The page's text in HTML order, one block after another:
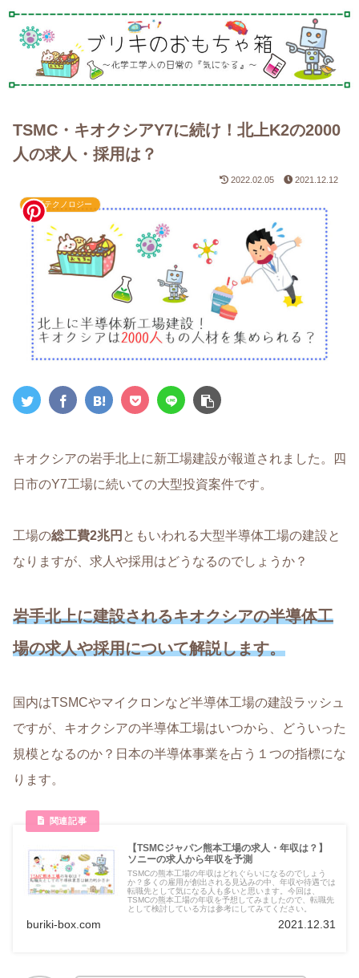
TSMC・キオクシアY7に続け！北上K2の2000
人の求人・採用は？
2022.02.05 2021.12.12
最新テクノロジー
キオクシアの岩手北上に新工場建設が報道されました。四
日市のY7工場に続いての大型投資案件です。
工場の総工費2兆円 ともいわれる大型半導体工場の建設と
なりますが、求人や採用はどうなるのでしょうか？
岩手北上に建設されるキオクシアの半導体工
場の求人や採用について解説します。
国内はTSMCやマイクロンなど半導体工場の建設ラッシュ
ですが、キオクシアの半導体工場はいつから、どういった
規模となるのか？日本の半導体事業を占う１つの指標にな
ります。
【TSMCジャパン熊本工場の求人・年収は？】
ソニーの求人から年収を予測
TSMCの熊本工場の年収はどれぐらいになるのでしょう
か？多くの雇用が創出される見込みの中、年収や待遇では
転職先として気になる人も多いと思います。今回は、
TSMCの熊本工場の年収を予想してみましたので、転職先
として検討している方は参考にしてみてください。
buriki-box.com 2021.12.31